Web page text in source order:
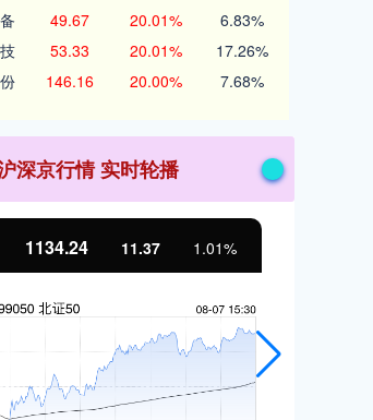
49.67 20.01% 6.83%
53.33 20.01% 17.26%
146.16 20.00% 7.68%
深京行情 实时轮播
1134.24 11.37 1.01%